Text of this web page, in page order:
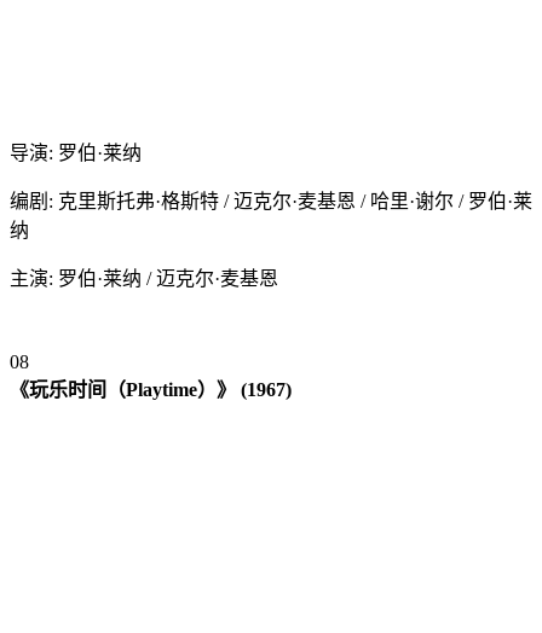
导演: 罗伯·莱纳
编剧: 克里斯托弗·格斯特 / 迈克尔·麦基恩 / 哈里·谢尔 / 罗伯·莱
纳
主演: 罗伯·莱纳 / 迈克尔·麦基恩
08
《玩乐时间（Playtime）》 (1967)